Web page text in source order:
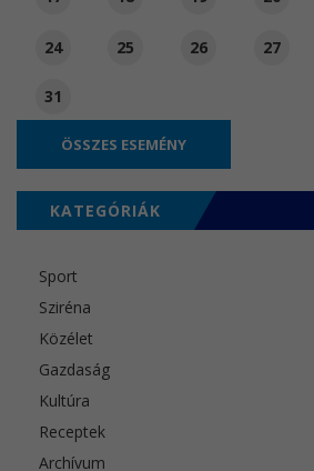
24 25 26 27
31
ÖSSZES ESEMÉNY
KATEGÓRIÁK
Sport
Sziréna
Közélet
Gazdaság
Kultúra
Receptek
Archívum